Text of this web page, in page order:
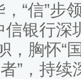
“信”步
银行深
，胸怀“
”，持